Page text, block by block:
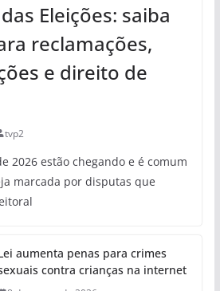
Eleições: saiba
reclamações,
e direito de
tvp2
2026 estão chegando e é comum
marcada por disputas que
aumenta penas para crimes
contra crianças na internet